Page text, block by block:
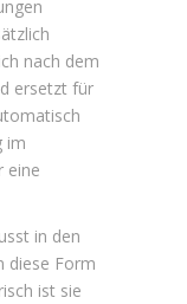
nach dem
ersetzt für
im
eine
in den
diese Form
ist sie